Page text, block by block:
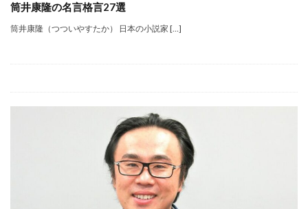
筒井康隆の名言格言27選
筒井康隆（つついやすたか） 日本の小説家 […]